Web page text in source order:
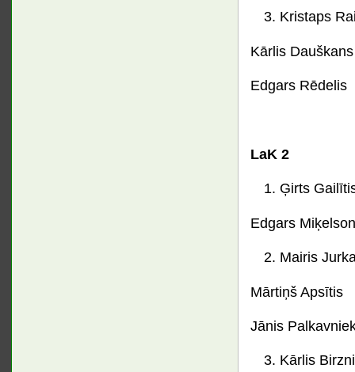
Kristaps
Kārlis Dauškans
Edgars Rēdelis
LaK 2
Ģirts
Edgars
Mairis
Mārtiņš Apsītis
Jānis
Kārlis